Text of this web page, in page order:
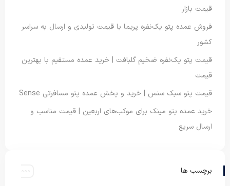
قیمت بازار
فروش عمده پتو یک‌نفره پریما با قیمت تولیدی و ارسال به سراسر
کشور
قیمت پتو یک‌نفره ضخیم گلبافت | خرید عمده مستقیم با بهترین
قیمت
قیمت پتو سبک سنس | خرید و پخش عمده پتو مسافرتی Sense
خرید عمده پتو مینک برای موکب‌های اربعین | قیمت مناسب و
ارسال سریع
برچسب ها